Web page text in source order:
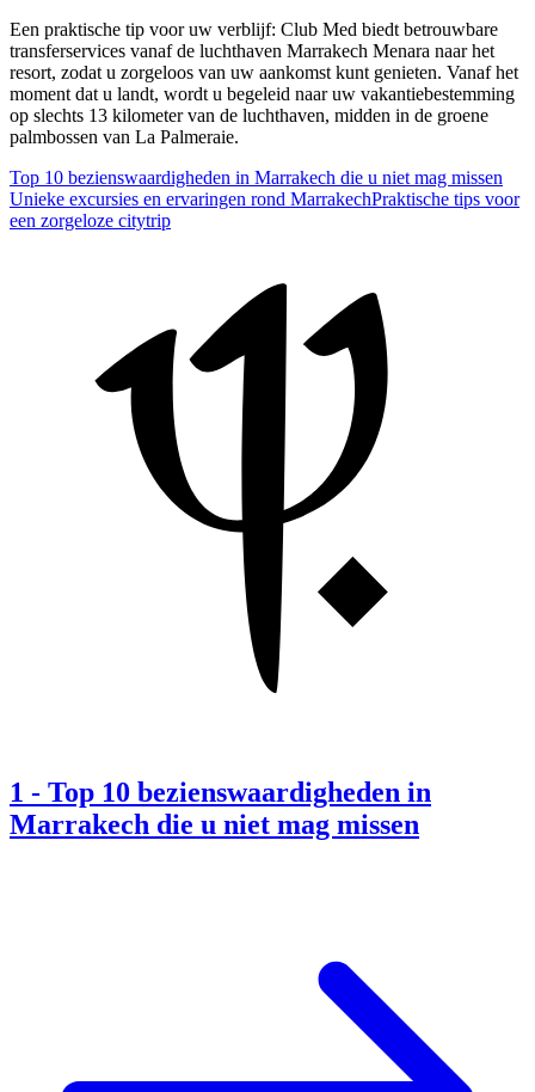
Een praktische tip voor uw verblijf: Club Med biedt betrouwbare
transferservices vanaf de luchthaven Marrakech Menara naar het
resort, zodat u zorgeloos van uw aankomst kunt genieten. Vanaf het
moment dat u landt, wordt u begeleid naar uw vakantiebestemming
op slechts 13 kilometer van de luchthaven, midden in de groene
palmbossen van La Palmeraie.
Top 10 bezienswaardigheden in Marrakech die u niet mag missen
Unieke excursies en ervaringen rond MarrakechPraktische tips voor
een zorgeloze citytrip
1 - Top 10 bezienswaardigheden in
Marrakech die u niet mag missen